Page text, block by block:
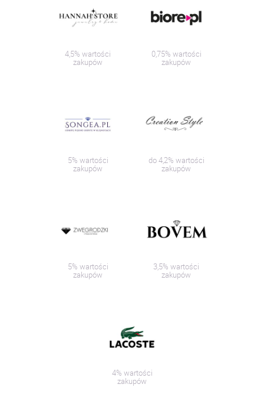
4,5% wartości
zakupów
0,75% wartości
zakupów
5% wartości
zakupów
do 4,2% wartości
zakupów
5% wartości
zakupów
3,5% wartości
zakupów
4% wartości
zakupów